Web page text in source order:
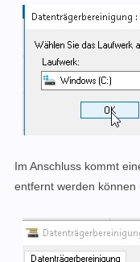
Im Anschluss kommt
entfernt werden